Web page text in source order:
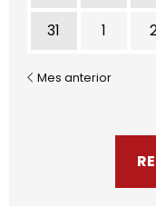
31 1
Mes anterior